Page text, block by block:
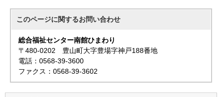
このページに関するお問い合わせ
総合福祉センター南館ひまわり
〒480-0202 豊山町大字豊場字神戸188番地
電話：0568-39-3600
ファクス：0568-39-3602